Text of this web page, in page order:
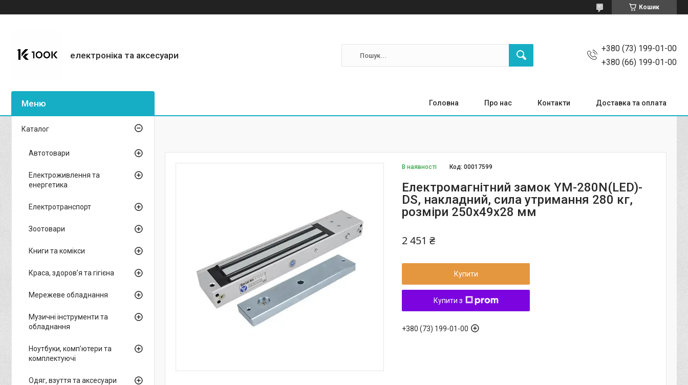
Кошик
електроніка та аксесуари
+380 (73) 199-01-00
+380 (66) 199-01-00
Головна Про нас Контакти Доставка та оплата
В наявності Код:00017599
Електромагнітний замок YM-280N(LED)-
DS, накладний, сила утримання 280 кг,
розміри 250х49х28 мм
2 451 ₴
Купити
Купити з
+380 (73) 199-01-00
Каталог
Автотовари
Електроживлення та
енергетика
Електротранспорт
Зоотовари
Книги та комікси
Краса, здоров’я та гігієна
Мережеве обладнання
Музичні інструменти та
обладнання
Ноутбуки, комп’ютери та
комплектуючі
Одяг, взуття та аксесуари